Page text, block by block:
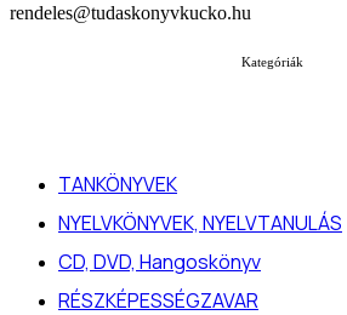
rendeles@tudaskonyvkucko.hu
Kategóriák
TANKÖNYVEK
NYELVKÖNYVEK, NYELVTANULÁS
CD, DVD, Hangoskönyv
RÉSZKÉPESSÉGZAVAR